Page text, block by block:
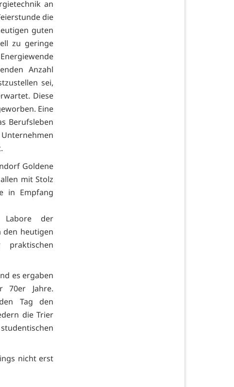
an
die
guten
zu geringe
Anzahl
sei,
Diese
Eine
Berufsleben
Goldene
mit Stolz
in Empfang
der
den heutigen
es ergaben
70er Jahre.
Tag den
die Trier
nicht erst